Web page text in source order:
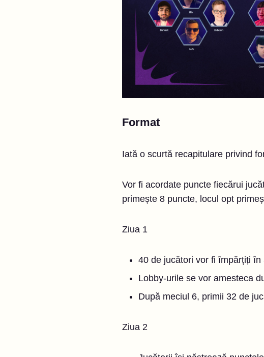
Format
Iată o scurtă recapitulare privind
Vor fi acordate puncte fiecărui
primește 8 puncte, locul opt
Ziua 1
40 de jucători vor fi împărțiți
Lobby-urile se vor amesteca
După meciul 6, primii 32 de
Ziua 2